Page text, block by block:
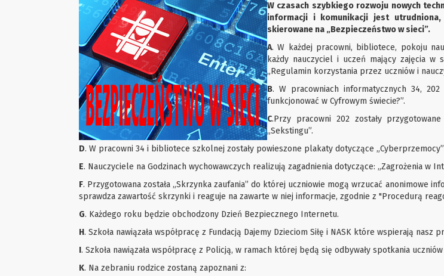
W czasach szybkiego rozwoju nowych
informacji i komunikacji jest utrudniona,
skierowane na „Bezpieczeństwo w sieci”.
A. W każdej pracowni, bibliotece, pokoju
każdy nauczyciel i uczeń mający zajęcia w
„Regulamin korzystania przez uczniów i
B. W pracowniach informatycznych 34,
funkcjonować w Cyfrowym świecie?”.
C.Przy pracowni 202 zostały
„Sekstingu”.
D. W pracowni 34 i bibliotece szkolnej zostały powieszone plakaty dotyczące „Cyberprzemocy”
E. Nauczyciele na Godzinach wychowawczych realizują zagadnienia dotyczące: „Zagrożenia w
F. Przygotowana została „Skrzynka zaufania” do której uczniowie mogą wrzucać anonimowe
sprawdza zawartość skrzynki i reaguje na zawarte w niej informacje, zgodnie z "Procedurą
G. Każdego roku będzie obchodzony Dzień Bezpiecznego Internetu.
H. Szkoła nawiązała współpracę z Fundacją Dajemy Dzieciom Siłę i NASK które wspierają
I. Szkoła nawiązała współpracę z Policją, w ramach której będą się odbywały spotkania
K. Na zebraniu rodzice zostaną zapoznani z: